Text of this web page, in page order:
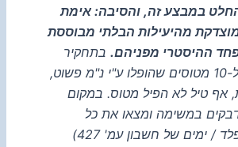
במבצע זה, והסיבה: אימת
מהיעילות הבלתי מבוססת
ההיסטרי מפניהם. בתחקיר
התברר שפרט ל-10 מטוסים שהופלו ע"י נ"מ פשוט,
אף טיל לא הפיל מטוס. במקום
דבקים במשימה ומצאו את כל
/ ימים של חשבון עמ' 427)